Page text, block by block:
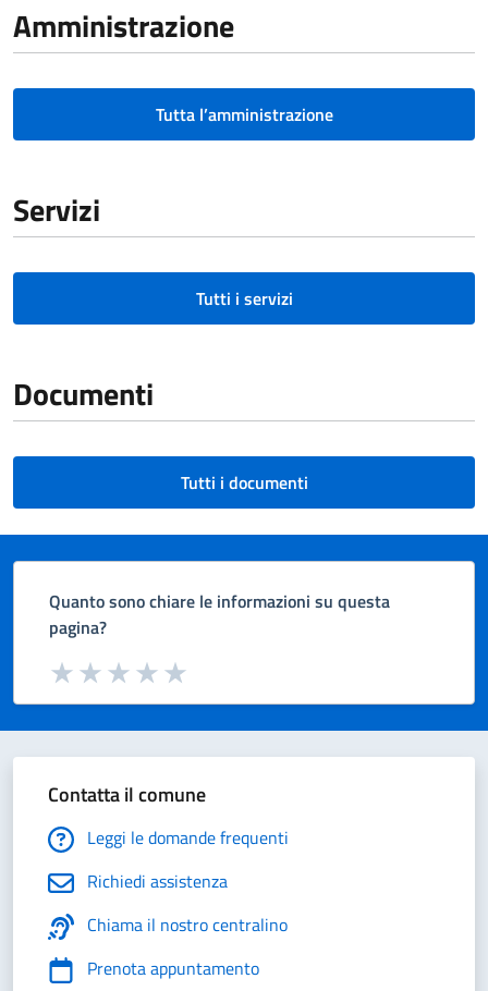
Amministrazione
Tutta l’amministrazione
Servizi
Tutti i servizi
Documenti
Tutti i documenti
Quanto sono chiare le informazioni su questa
pagina?
Valuta da 1 a 5 stelle la pagina
Valuta 5 stelle su 5
Valuta 4 stelle su 5
Valuta 3 stelle su 5
Valuta 2 stelle su 5
Valuta 1 stelle su 5
Contatta il comune
Leggi le domande frequenti
Richiedi assistenza
Chiama il nostro centralino
Prenota appuntamento